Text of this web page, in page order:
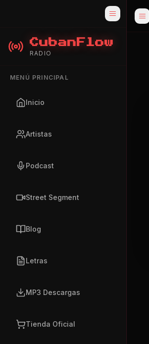
CubanFlow
RADIO
MENÚ PRINCIPAL
Inicio
Artistas
Podcast
Street Segment
Blog
Letras
MP3 Descargas
Tienda Oficial